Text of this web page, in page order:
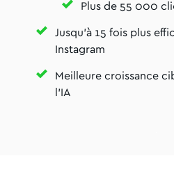
Plus de 55 000
Jusqu'à 15 fois plus
Instagram
Meilleure croissance
l'IA